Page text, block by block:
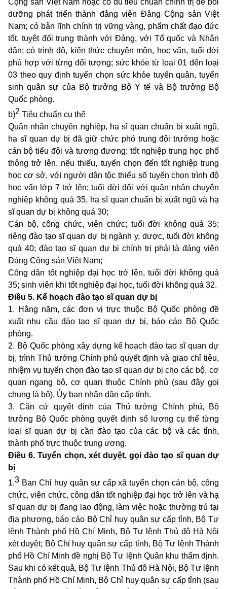
dưỡng phát triển thành đảng viên Đảng Cộng sản Việt
Nam; có bản lĩnh chính trị vững vàng, phẩm chất đạo đức
tốt, tuyệt đối trung thành với Đảng, với Tổ quốc và Nhân
dân; có trình độ, kiến thức chuyên môn, học vấn, tuổi đời
phù hợp với từng đối tượng; sức khỏe từ loại 01 đến loại
03 theo quy định tuyển chọn sức khỏe tuyển quân, tuyển
sinh quân sự của Bộ trưởng Bộ Y tế và Bộ trưởng Bộ
Quốc phòng.
b)2 Tiêu chuẩn cụ thể
Quân nhân chuyên nghiệp, hạ sĩ quan chuẩn bị xuất ngũ,
hạ sĩ quan dự bị đã giữ chức phó trung đội trưởng hoặc
cán bộ tiểu đội và tương đương; tốt nghiệp trung học phổ
thông trở lên, nếu thiếu, tuyển chọn đến tốt nghiệp trung
học cơ sở, với người dân tộc thiểu số tuyển chọn trình độ
học vấn lớp 7 trở lên; tuổi đời đối với quân nhân chuyên
nghiệp không quá 35, hạ sĩ quan chuẩn bị xuất ngũ và hạ
sĩ quan dự bị không quá 30;
Cán bộ, công chức, viên chức; tuổi đời không quá 35;
riêng đào tạo sĩ quan dự bị ngành y, dược, tuổi đời không
quá 40; đào tạo sĩ quan dự bị chính trị phải là đảng viên
Đảng Cộng sản Việt Nam;
Công dân tốt nghiệp đại học trở lên, tuổi đời không quá
35; sinh viên khi tốt nghiệp đại học, tuổi đời không quá 32.
Điều 5. Kế hoạch đào tạo sĩ quan dự bị
1. Hằng năm, các đơn vị trực thuộc Bộ Quốc phòng đề
xuất nhu cầu đào tạo sĩ quan dự bị, báo cáo Bộ Quốc
phòng.
2. Bộ Quốc phòng xây dựng kế hoạch đào tạo sĩ quan dự
bị, trình Thủ tướng Chính phủ quyết định và giao chỉ tiêu,
nhiệm vụ tuyển chọn đào tạo sĩ quan dự bị cho các bộ, cơ
quan ngang bộ, cơ quan thuộc Chính phủ (sau đây gọi
chung là bộ), Ủy ban nhân dân cấp tỉnh.
3. Căn cứ quyết định của Thủ tướng Chính phủ, Bộ
trưởng Bộ Quốc phòng quyết định số lượng cụ thể từng
loại sĩ quan dự bị cần đào tạo của các bộ và các tỉnh,
thành phố trực thuộc trung ương.
Điều 6. Tuyển chọn, xét duyệt, gọi đào tạo sĩ quan dự
bị
1.3 Ban Chỉ huy quân sự cấp xã tuyển chọn cán bộ, công
chức, viên chức, công dân tốt nghiệp đại học trở lên và hạ
sĩ quan dự bị đang lao động, làm việc hoặc thường trú tại
địa phương, báo cáo Bộ Chỉ huy quân sự cấp tỉnh, Bộ Tư
lệnh Thành phố Hồ Chí Minh, Bộ Tư lệnh Thủ đô Hà Nội
xét duyệt; Bộ Chỉ huy quân sự cấp tỉnh, Bộ Tư lệnh Thành
phố Hồ Chí Minh đề nghị Bộ Tư lệnh Quân khu thẩm định.
Sau khi có kết quả, Bộ Tư lệnh Thủ đô Hà Nội, Bộ Tư lệnh
Thành phố Hồ Chí Minh, Bộ Chỉ huy quân sự cấp tỉnh (sau